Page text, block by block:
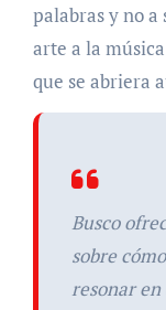
palabras y no a
arte a la
que se abriera
Busco
sobre
resonar en